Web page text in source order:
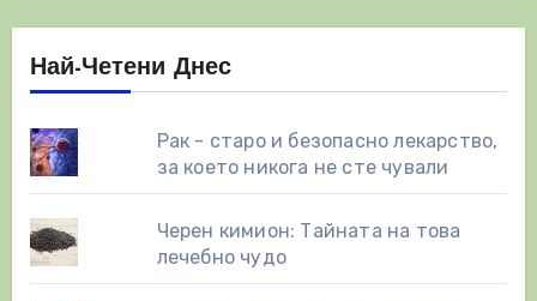
Най-Четени Днес
Рак - старо и безопасно лекарство,
за което никога не сте чували
Черен кимион: Тайната на това
лечебно чудо